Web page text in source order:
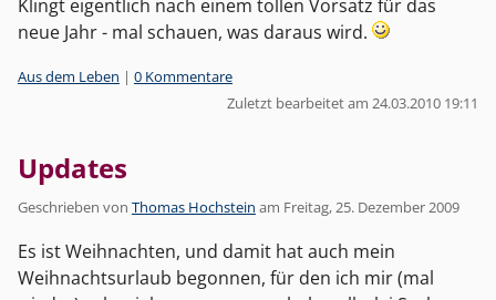
Klingt eigentlich nach einem tollen Vorsatz für das
neue Jahr - mal schauen, was daraus wird.
Kategorien:
Aus dem Leben | 0 Kommentare
Zuletzt bearbeitet am 24.03.2010 19:11
Updates
Geschrieben von Thomas Hochstein am Freitag, 25. Dezember 2009
Es ist Weihnachten, und damit hat auch mein
Weihnachtsurlaub begonnen, für den ich mir (mal